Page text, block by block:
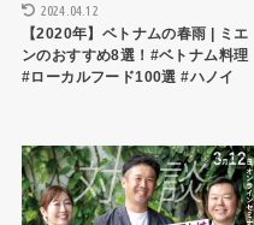
2024.04.12
【2020年】ベトナムの春雨 | ミエ
ンのおすすめ8選！#ベトナム料理
#ローカルフード100選 #ハノイ
ビジネスインタビュー